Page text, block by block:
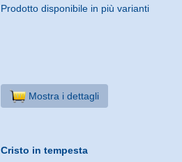
Prodotto disponibile in più varianti
Mostra i dettagli
Cristo in tempesta